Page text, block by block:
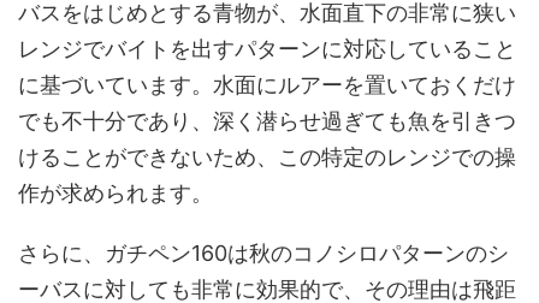
バスをはじめとする青物が、水面直下の非常に狭い
レンジでバイトを出すパターンに対応していること
に基づいています。水面にルアーを置いておくだけ
でも不十分であり、深く潜らせ過ぎても魚を引きつ
けることができないため、この特定のレンジでの操
作が求められます。
さらに、ガチペン160は秋のコノシロパターンのシ
ーバスに対しても非常に効果的で、その理由は飛距